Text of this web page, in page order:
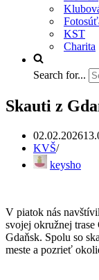
KST
Charita
Search for...
Skauti z
02.02.2026
KVŠ
keysho
V piatok nás
svojej okružnej
Gdaňsk. Spolu so
meste a pozrieť